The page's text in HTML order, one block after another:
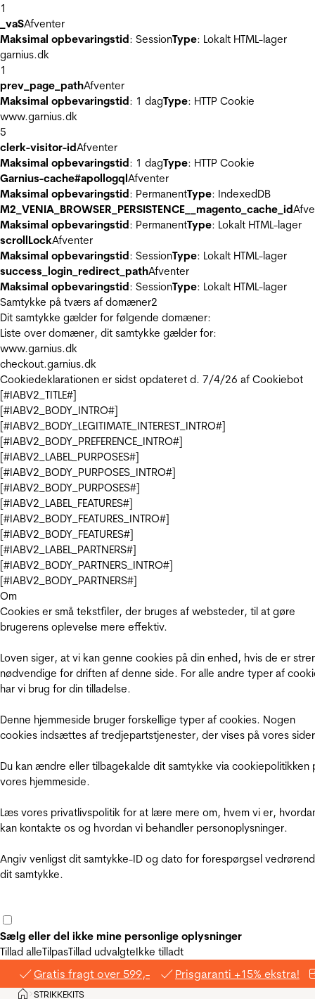
1
_vaSAfventer
Maksimal opbevaringstid: SessionType: Lokalt HTML-lager
garnius.dk
1
prev_page_pathAfventer
Maksimal opbevaringstid: 1 dagType: HTTP Cookie
www.garnius.dk
5
clerk-visitor-idAfventer
Maksimal opbevaringstid: 1 dagType: HTTP Cookie
Garnius-cache#apollogqlAfventer
Maksimal opbevaringstid: PermanentType: IndexedDB
M2_VENIA_BROWSER_PERSISTENCE__magento_cache_id
Maksimal opbevaringstid: PermanentType: Lokalt HTML-lager
scrollLockAfventer
Maksimal opbevaringstid: SessionType: Lokalt HTML-lager
success_login_redirect_pathAfventer
Maksimal opbevaringstid: SessionType: Lokalt HTML-lager
Samtykke på tværs af domæner2
Dit samtykke gælder for følgende domæner:
Liste over domæner, dit samtykke gælder for:
www.garnius.dk
checkout.garnius.dk
Cookiedeklarationen er sidst opdateret d. 7/4/26 af Cookiebot
[#IABV2_TITLE#]
[#IABV2_BODY_INTRO#]
[#IABV2_BODY_LEGITIMATE_INTEREST_INTRO#]
[#IABV2_BODY_PREFERENCE_INTRO#]
[#IABV2_LABEL_PURPOSES#]
[#IABV2_BODY_PURPOSES_INTRO#]
[#IABV2_BODY_PURPOSES#]
[#IABV2_LABEL_FEATURES#]
[#IABV2_BODY_FEATURES_INTRO#]
[#IABV2_BODY_FEATURES#]
[#IABV2_LABEL_PARTNERS#]
[#IABV2_BODY_PARTNERS_INTRO#]
[#IABV2_BODY_PARTNERS#]
Om
Cookies er små tekstfiler, der bruges af websteder, til at gøre
brugerens oplevelse mere effektiv.
Loven siger, at vi kan genne cookies på din enhed, hvis de er
nødvendige for driften af denne side. For alle andre typer af
har vi brug for din tilladelse.
Denne hjemmeside bruger forskellige typer af cookies. Nogen
cookies indsættes af tredjepartstjenester, der vises på vores
Du kan ændre eller tilbagekalde dit samtykke via cookiepolitikken
vores hjemmeside.
Læs vores privatlivspolitik for at lære mere om, hvem vi er,
kan kontakte os og hvordan vi behandler personoplysninger.
Angiv venligst dit samtykke-ID og dato for forespørgsel
dit samtykke.
Sælg eller del ikke mine personlige oplysninger
Tillad alleTilpasTillad udvalgteIkke tilladt
Gratis fragt over 599,- Prisgaranti +15% ekstra!
Hjem
>STRIKKEKITS